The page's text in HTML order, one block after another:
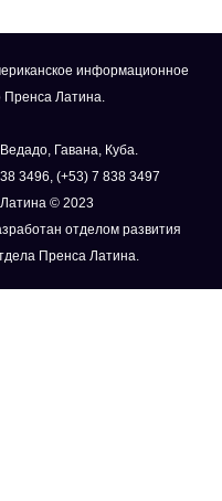
информационное
Пренса Латина.
Гавана, Куба.
3496, (+53) 7 838 3497
© 2023
отделом развития
Пренса Латина.